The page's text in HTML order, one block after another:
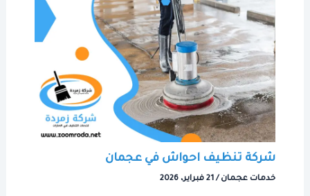
شركة تنظيف احواش في عجمان
خدمات عجمان /21 فبراير، 2026